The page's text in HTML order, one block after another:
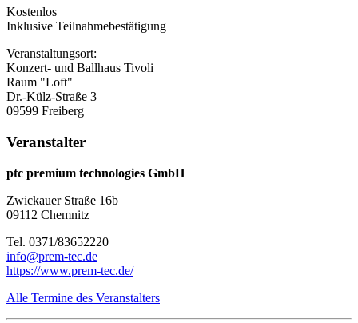
Kostenlos
Inklusive Teilnahmebestätigung
Veranstaltungsort:
Konzert- und Ballhaus Tivoli
Raum "Loft"
Dr.-Külz-Straße 3
09599 Freiberg
Veranstalter
ptc premium technologies GmbH
Zwickauer Straße 16b
09112 Chemnitz
Tel. 0371/83652220
info@prem-tec.de
https://www.prem-tec.de/
Alle Termine des Veranstalters